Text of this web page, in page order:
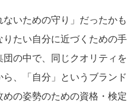
いための守り」だったかも
たい自分に近づくための手
の中で、同じクオリティを
、「自分」というブランド
の姿勢のための資格・検定